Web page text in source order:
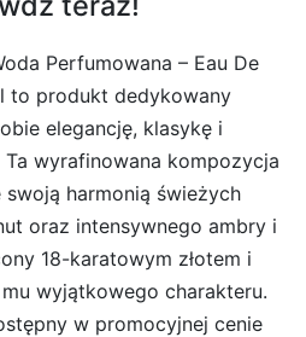
Perfumowana – Eau De
to produkt dedykowany
elegancję, klasykę i
wyrafinowana kompozycja
harmonią świeżych
oraz intensywnego ambry i
18-karatowym złotem i
wyjątkowego charakteru.
w promocyjnej cenie